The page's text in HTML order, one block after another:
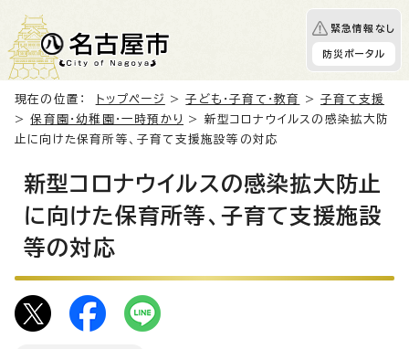
緊急情報なし
防災ポータル
現在の位置： トップページ >子ども・子育て・教育 >子育て支援
>保育園・幼稚園・一時預かり
> 新型コロナウイルスの感染拡大防
止に向けた保育所等、子育て支援施設等の対応
新型コロナウイルスの感染拡大防止
に向けた保育所等、子育て支援施設
等の対応